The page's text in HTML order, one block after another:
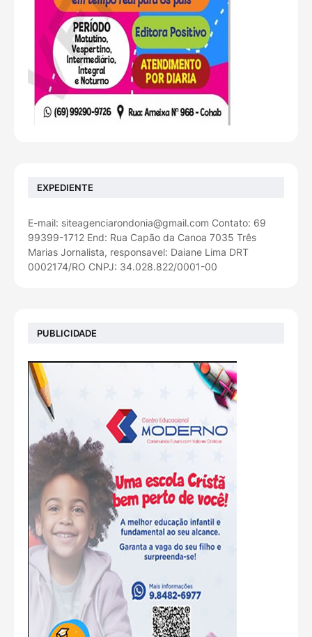
EXPEDIENTE
E-mail: siteagenciarondonia@gmail.com Contato: 69
99399-1712 End: Rua Capão da Canoa 7035 Três
Marias Jornalista, responsavel: Daiane Lima DRT
0002174/RO CNPJ: 34.028.822/0001-00
PUBLICIDADE